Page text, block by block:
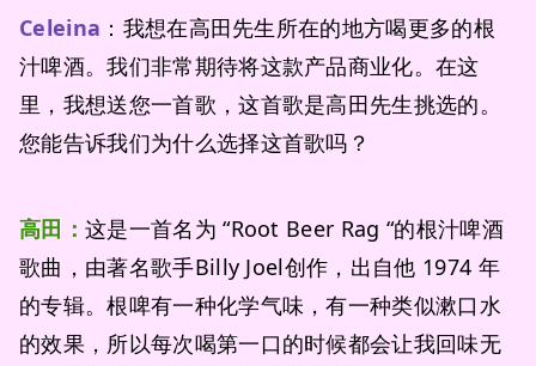
Celeina ：我想在高田先生所在的地方喝更多的根
汁啤酒。我们非常期待将这款产品商业化。在这
里，我想送您一首歌，这首歌是高田先生挑选的。
您能告诉我们为什么选择这首歌吗？
高田： 这是一首名为 “Root Beer Rag “的根汁啤酒
歌曲，由著名歌手Billy Joel创作，出自他 1974 年
的专辑。根啤有一种化学气味，有一种类似漱口水
的效果，所以每次喝第一口的时候都会让我回味无